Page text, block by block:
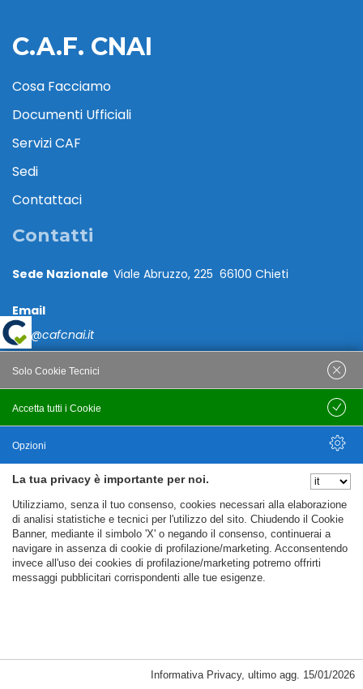
C.A.F. CNAI
Cosa Facciamo
Documenti Ufficiali
Servizi CAF
Sedi
Contattaci
Contatti
Sede Nazionale Viale Abruzzo, 225 66100 Chieti
Email
caf@cafcnai.it
Posta Certificata
Tel. 0871 540063
PRIVACY
Note Legali
Policy
Cookie Policy
La tua privacy è importante per noi.
Utilizziamo, senza il tuo consenso, cookies necessari alla elaborazione
di analisi statistiche e tecnici per l'utilizzo del sito. Chiudendo il Cookie
Banner, mediante il simbolo 'X' o negando il consenso, continuerai a
navigare in assenza di cookie di profilazione/marketing. Acconsentendo
invece all'uso dei cookies di profilazione/marketing potremo offrirti
messaggi pubblicitari corrispondenti alle tue esigenze.
Accetta tutti i Cookie
Solo Cookie Tecnici
Salva
Opzioni
Nascondi Opzioni
Informativa Privacy, ultimo agg. 15/01/2026